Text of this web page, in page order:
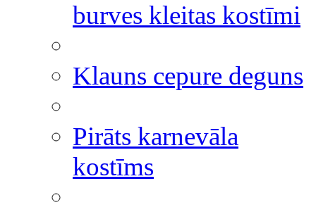
burves kleitas kostīmi
Klauns cepure deguns
Pirāts karnevāla
kostīms